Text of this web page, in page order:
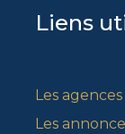
Liens
Les
Les